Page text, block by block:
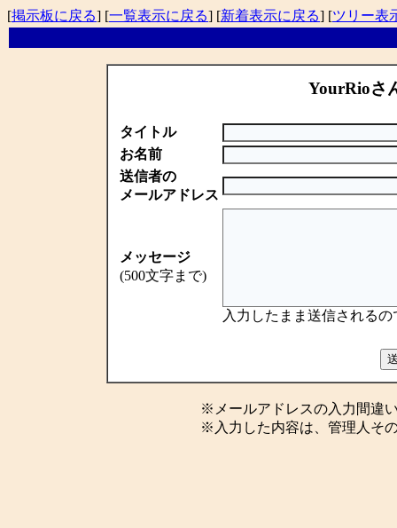
[掲示板に戻る] [一覧表示に戻る] [新着表示に戻る] [ツリー表
YourRioさ
タイトル
お名前
送信者の
メールアドレス
メッセージ
(500文字まで)
入力したまま送信される
※メールアドレスの入力間違
※入力した内容は、管理人そ